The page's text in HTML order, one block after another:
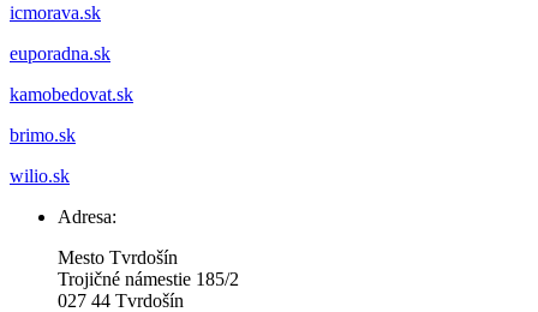
icmorava.sk
euporadna.sk
kamobedovat.sk
brimo.sk
wilio.sk
Adresa:
Mesto Tvrdošín
Trojičné námestie 185/2
027 44 Tvrdošín